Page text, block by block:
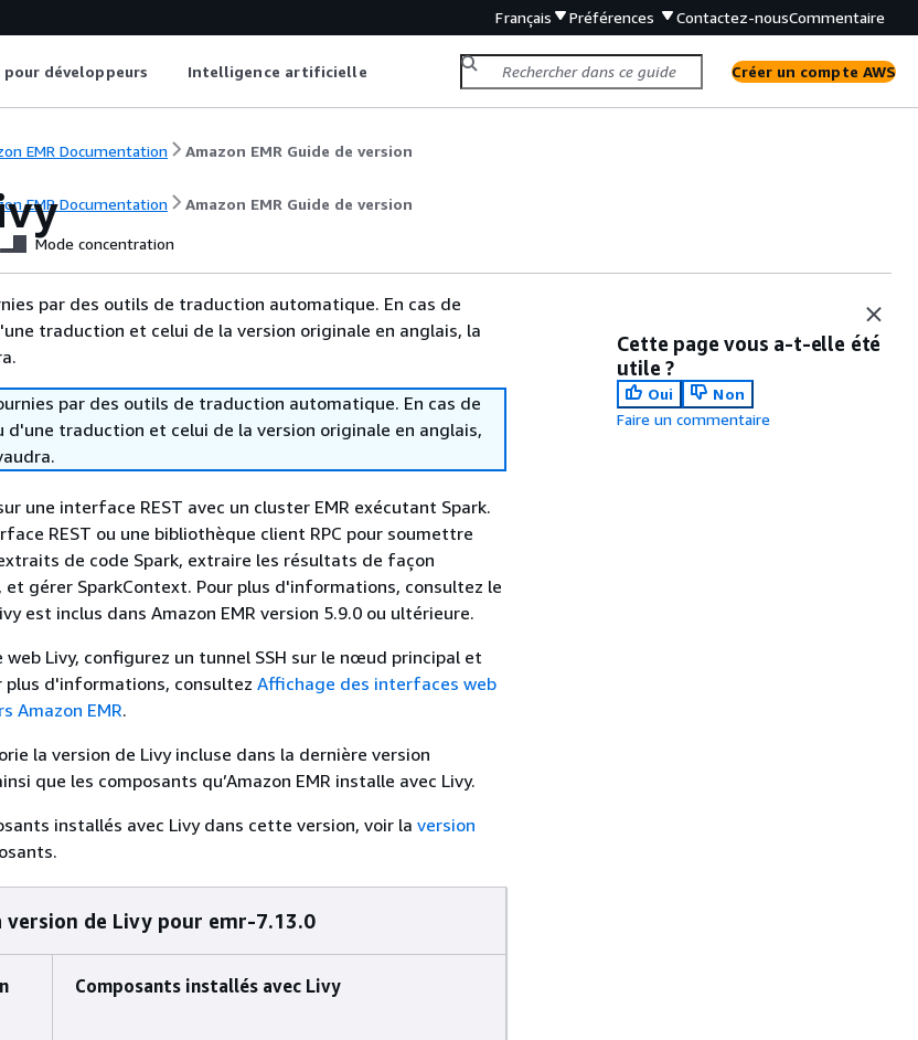
Français Préférences Contactez-nousCommentaire
développeurs Intelligence artificielle Créer un compte AWS
EMR Documentation Amazon EMR Guide de version
EMR Documentation Amazon EMR Guide de version
Mode concentration
par des outils de traduction automatique. En cas de
traduction et celui de la version originale en anglais, la
par des outils de traduction automatique. En cas de
traduction et celui de la version originale en anglais,
une interface REST avec un cluster EMR exécutant Spark.
REST ou une bibliothèque client RPC pour soumettre
de code Spark, extraire les résultats de façon
et gérer SparkContext. Pour plus d'informations, consultez le
est inclus dans Amazon EMR version 5.9.0 ou ultérieure.
Livy, configurez un tunnel SSH sur le nœud principal et
plus d'informations, consultez Affichage des interfaces web
Amazon EMR.
la version de Livy incluse dans la dernière version
que les composants qu’Amazon EMR installe avec Livy.
installés avec Livy dans cette version, voir la version
de Livy pour emr-7.13.0
Composants installés avec Livy
Cette page vous a-t-elle été
utile ?
Oui
Non
Faire un commentaire